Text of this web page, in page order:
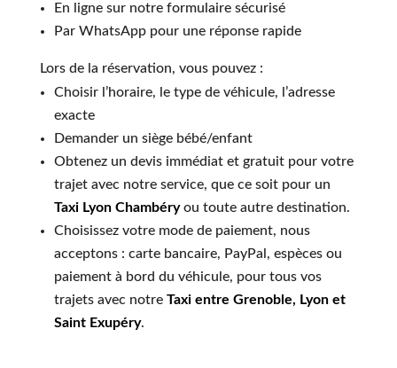
En ligne sur notre formulaire sécurisé
Par WhatsApp pour une réponse rapide
Lors de la réservation, vous pouvez :
Choisir l’horaire, le type de véhicule, l’adresse
exacte
Demander un siège bébé/enfant
Obtenez un devis immédiat et gratuit pour votre
trajet avec notre service, que ce soit pour un
Taxi Lyon Chambéryou toute autre destination.
Choisissez votre mode de paiement, nous
acceptons : carte bancaire, PayPal, espèces ou
paiement à bord du véhicule, pour tous vos
trajets avec notre Taxi entre Grenoble, Lyon et
Saint Exupéry.